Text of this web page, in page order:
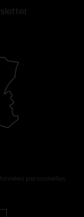
personnelles